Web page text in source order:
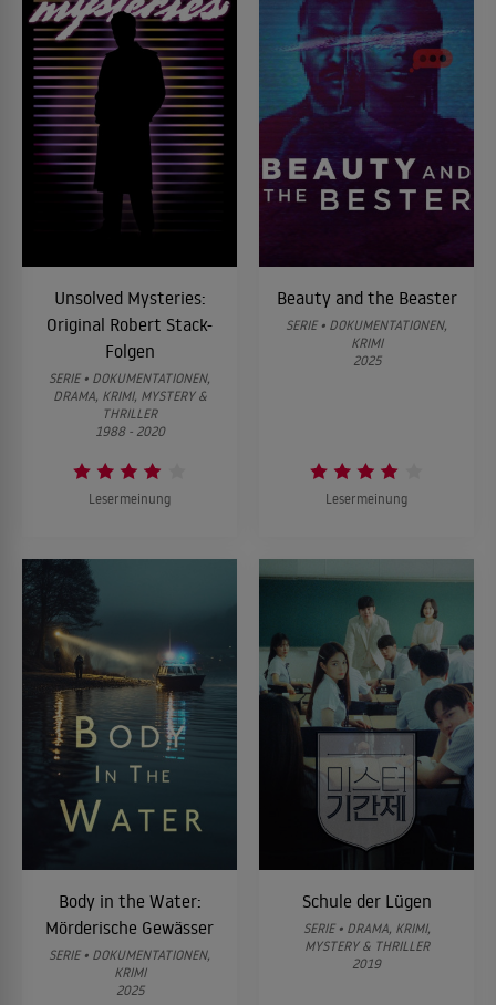
Unsolved Mysteries:
Original Robert Stack-
Folgen
SERIE • DOKUMENTATIONEN,
DRAMA, KRIMI, MYSTERY &
THRILLER
1988 - 2020
Lesermeinung
Beauty and the Beaster
SERIE • DOKUMENTATIONEN,
KRIMI
2025
Lesermeinung
Body in the Water:
Mörderische Gewässer
SERIE • DOKUMENTATIONEN,
KRIMI
2025
Schule der Lügen
SERIE • DRAMA, KRIMI,
MYSTERY & THRILLER
2019